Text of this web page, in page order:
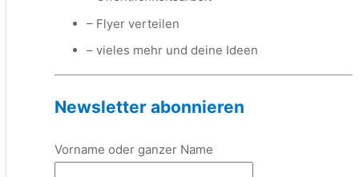
– Flyer verteilen
– vieles mehr und deine Ideen
Newsletter abonnieren
Vorname oder ganzer Name